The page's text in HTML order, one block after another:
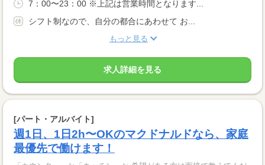
7：00〜23：00 ※上記は営業時間となります...
シフト制なので、自分の都合にあわせて お...
もっと見る
求人詳細を見る
[パート・アルバイト]
週1日、1日2h〜OKのマクドナルドなら、家庭
最優先で働けます！